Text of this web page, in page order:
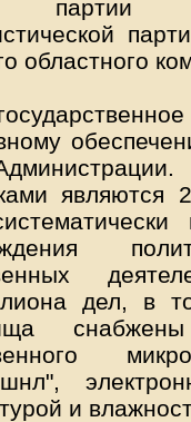
партии
областного
дел, в
снабжены
и